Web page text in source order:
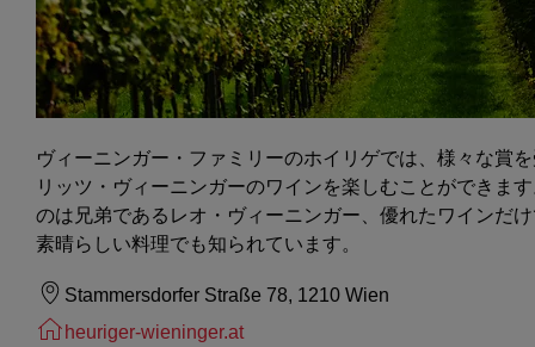
ヴィーニンガー・ファミリーのホイリゲでは、様々な賞
リッツ・ヴィーニンガーのワインを楽しむことができま
のは兄弟であるレオ・ヴィーニンガー、優れたワインだ
素晴らしい料理でも知られています。
Stammersdorfer Straße 78, 1210 Wien
heuriger-wieninger.at